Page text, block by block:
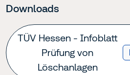
Downloads
TÜV Hessen - Infoblatt
Prüfung von
Löschanlagen